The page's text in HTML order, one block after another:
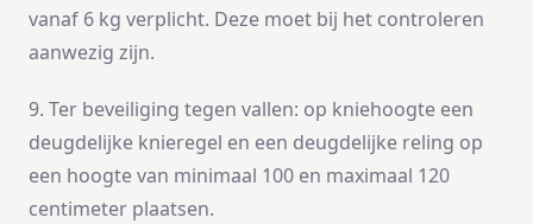
vanaf 6 kg verplicht. Deze moet bij het controleren
aanwezig zijn.
9. Ter beveiliging tegen vallen: op kniehoogte een
deugdelijke knieregel en een deugdelijke reling op
een hoogte van minimaal 100 en maximaal 120
centimeter plaatsen.